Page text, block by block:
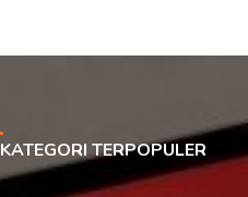
KATEGORI TERPOPULER